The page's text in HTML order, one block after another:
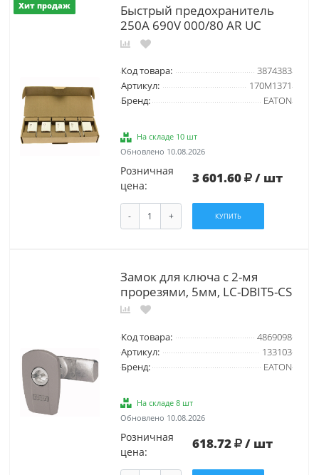
Хит продаж
Быстрый предохранитель
250A 690V 000/80 AR UC
Код товара:
3874383
Артикул:
170M1371
Бренд:
EATON
На складе 10 шт
Обновлено 10.08.2026
Розничная
цена:
3 601.60 / шт
- + КУПИТЬ
Замок для ключа с 2-мя
прорезями, 5мм, LC-DBIT5-CS
Код товара:
4869098
Артикул:
133103
Бренд:
EATON
На складе 8 шт
Обновлено 10.08.2026
Розничная
цена:
618.72 / шт